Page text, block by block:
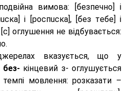
вимова: [безпeчно] і
і [роспuска], [без тeбе] і
оглушення не відбувається:
вказується, що у
без- кінцевий з- оглушується
мовлення: розказати –